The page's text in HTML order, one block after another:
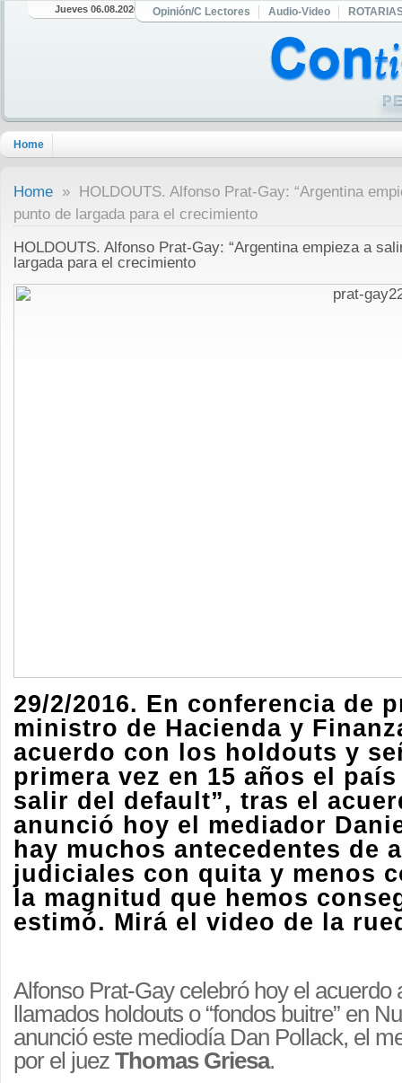
Jueves 06.08.2026 Opinión/C Lectores Audio-Video
Home
Home » HOLDOUTS. Alfonso Prat-Gay: “Argentina
punto de largada para el crecimiento
HOLDOUTS. Alfonso Prat-Gay: “Argentina empieza a
largada para el crecimiento
29/2/2016. En conferencia de
ministro de Hacienda y
acuerdo con los holdouts y
primera vez en 15 años el
salir del default”, tras el
anunció hoy el mediador
hay muchos antecedentes de
judiciales con quita y menos
la magnitud que hemos
estimó. Mirá el video de la
Alfonso Prat-Gay celebró hoy el acuerdo
llamados holdouts o “fondos buitre” en
anunció este mediodía Dan Pollack, el
por el juez Thomas Griesa.